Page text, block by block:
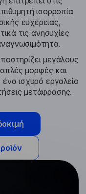
ισορροπία
ευχέρειας,
τις ανησυχίες
μεγάλους
μορφές και
ισχυρό εργαλείο
μετάφρασης.